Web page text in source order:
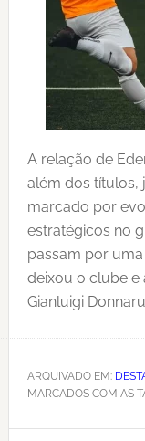
A relação de
além dos títulos,
marcado por
estratégicos no
passam por
deixou o clube e
Gianluigi
ARQUIVADO EM:
MARCADOS COM AS